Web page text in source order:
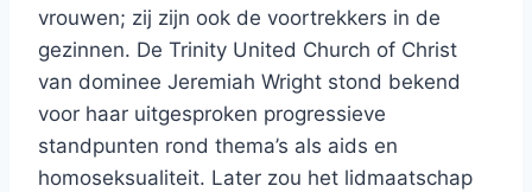
vrouwen; zij zijn ook de voortrekkers in de
gezinnen. De Trinity United Church of Christ
van dominee Jeremiah Wright stond bekend
voor haar uitgesproken progressieve
standpunten rond thema’s als aids en
homoseksualiteit. Later zou het lidmaatschap